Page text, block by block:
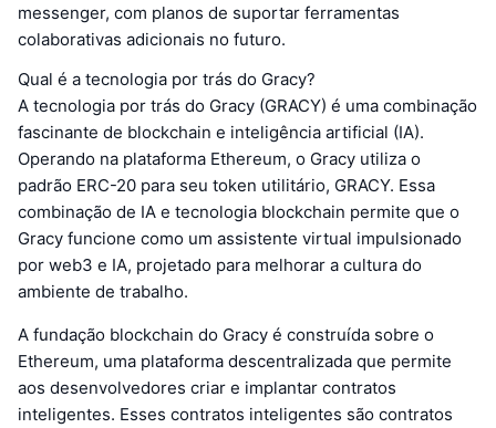
messenger, com planos de suportar ferramentas
colaborativas adicionais no futuro.
Qual é a tecnologia por trás do Gracy?
A tecnologia por trás do Gracy (GRACY) é uma combinação
fascinante de blockchain e inteligência artificial (IA).
Operando na plataforma Ethereum, o Gracy utiliza o
padrão ERC-20 para seu token utilitário, GRACY. Essa
combinação de IA e tecnologia blockchain permite que o
Gracy funcione como um assistente virtual impulsionado
por web3 e IA, projetado para melhorar a cultura do
ambiente de trabalho.
A fundação blockchain do Gracy é construída sobre o
Ethereum, uma plataforma descentralizada que permite
aos desenvolvedores criar e implantar contratos
inteligentes. Esses contratos inteligentes são contratos